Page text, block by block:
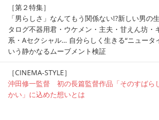
［第２特集］
「男らしさ」なんてもう関係ない!?新しい男の
タログ不器用君・ウケメン・主夫・甘えん坊・
系・Aセクシャル… 自分らしく生きる“ニュータ
いう静かなるムーブメント検証
［CINEMA-STYLE］
沖田修一監督 初の長篇監督作品「そのすばら
かい」に込めた想いとは